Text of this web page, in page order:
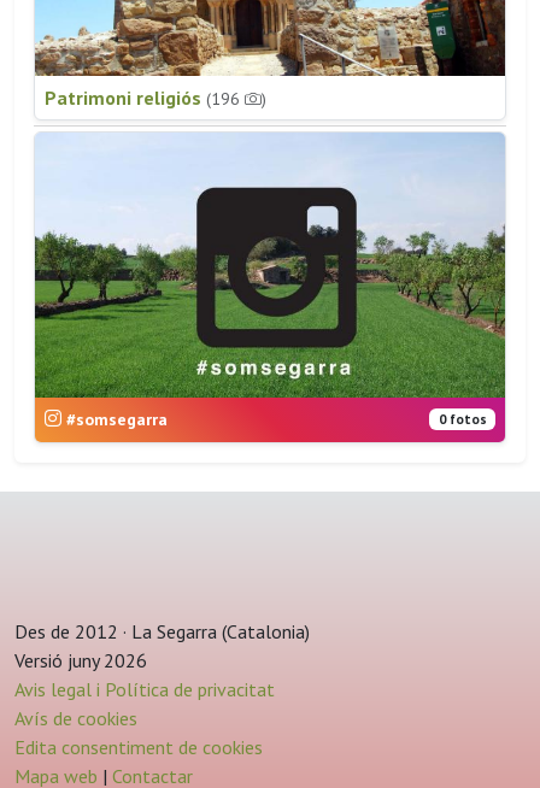
Patrimoni religiós (196 )
#somsegarra 0 fotos
Des de 2012 · La Segarra (Catalonia)
Versió juny 2026
Avis legal i Política de privacitat
Avís de cookies
Edita consentiment de cookies
Mapa web | Contactar